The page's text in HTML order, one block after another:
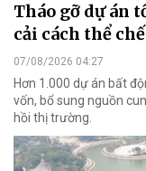
Tháo gỡ dự án
cải cách thể chế
07/08/2026 04:27
Hơn 1.000 dự án bất
vốn, bổ sung nguồn
hồi thị trường.